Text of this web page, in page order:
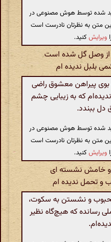
شده توسط هوش مصنوعی در
این متن به نظرتان نادرست است
ویرایشکنید.
از وصل گل شده است
بلبل ندیده ام
پیراهن معشوق راضی
که به زیبایی چشم
ببندد.
شده توسط هوش مصنوعی در
این متن به نظرتان نادرست است
ویرایشکنید.
و خامش نشسته ای
و تحمل ندیده ام
و نشستن به سکوت،
رسانده که هیچ‌گاه نظیر